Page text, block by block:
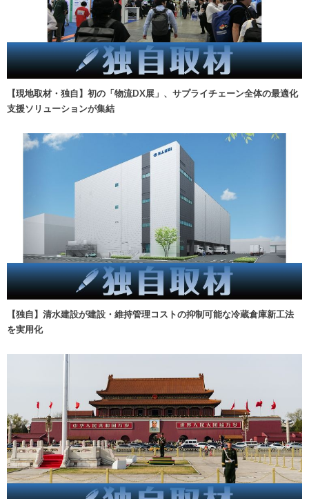
【現地取材・独自】初の「物流DX展」、サプライチェーン全体の最適化
支援ソリューションが集結
【独自】清水建設が建設・維持管理コストの抑制可能な冷蔵倉庫新工法
を実用化